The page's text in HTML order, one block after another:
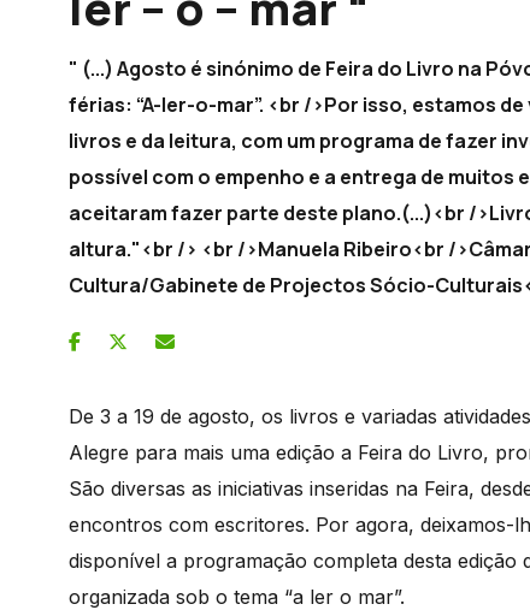
" (...) Agosto é sinónimo de Feira do Livro na
férias: “A-ler-o-mar”. <br />Por isso, estamos
livros e da leitura, com um programa de fazer
possível com o empenho e a entrega de
aceitaram fazer parte deste plano.(...)<br /
altura."<br /> <br />Manuela Ribeiro<br /
Cultura/Gabinete de Projectos Sócio-
De 3 a 19 de agosto, os livros e variadas
Alegre para mais uma edição a Feira do Livro,
São diversas as iniciativas inseridas na Feira,
encontros com escritores. Por agora, deixamos-
disponível a programação completa desta edição
organizada sob o tema “a ler o mar”.